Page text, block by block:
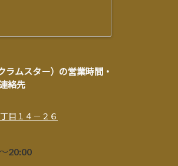
ムスター）の営業時間・
連絡先
目１４－２６
20:00